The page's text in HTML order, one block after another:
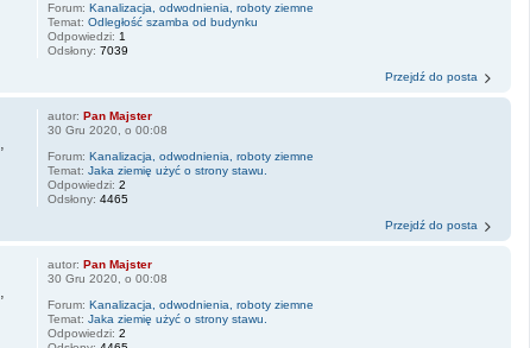
Forum:Kanalizacja, odwodnienia, roboty ziemne
Temat:Odległość szamba od budynku
Odpowiedzi: 1
Odsłony:7039
Przejdź do posta
autor:Pan Majster
30 Gru 2020, o 00:08
Forum:Kanalizacja, odwodnienia, roboty ziemne
Temat:Jaka ziemię użyć o strony stawu.
Odpowiedzi:2
Odsłony:4465
Przejdź do posta
autor:Pan Majster
30 Gru 2020, o 00:08
Forum:Kanalizacja, odwodnienia, roboty ziemne
Temat:Jaka ziemię użyć o strony stawu.
Odpowiedzi:2